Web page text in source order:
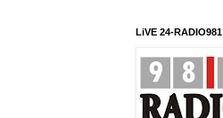
LiVE 24-RADIO981